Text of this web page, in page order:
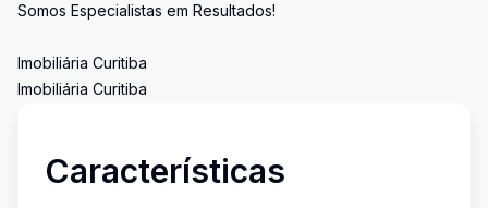
Somos Especialistas em Resultados!
Imobiliária Curitiba
Imobiliária Curitiba
Características